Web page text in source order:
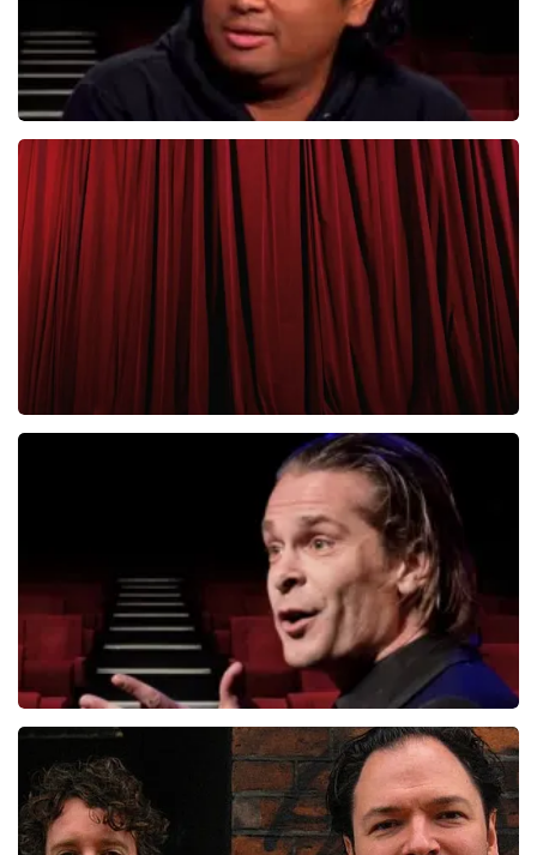
Daniel Arends
reviews
Hans Teeuwen
reviews
BEKIJKEN